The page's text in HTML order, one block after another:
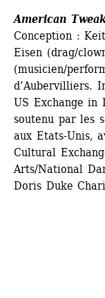
American
Conception :
Eisen (drag/
(musicien/
d’Aubervilliers.
US Exchange in
soutenu par les
aux Etats-Unis,
Cultural
Arts/National
Doris Duke